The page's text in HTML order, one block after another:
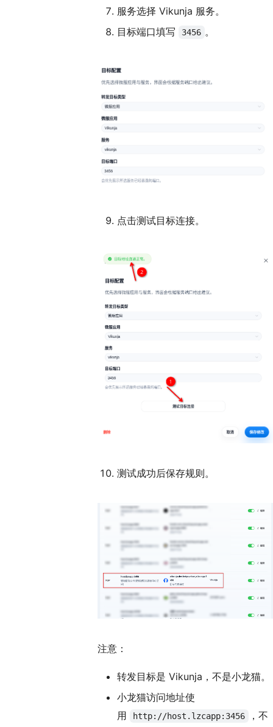
服务选择 Vikunja 服务。
目标端口填写
3456 。
点击测试目标连接。
测试成功后保存规则。
注意：
转发目标是 Vikunja，不是小龙猫。
小龙猫访问地址使
用
http://host.lzcapp:3456
，不